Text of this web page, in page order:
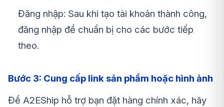
Đăng nhập: Sau khi tạo tài khoản thành công,
đăng nhập để chuẩn bị cho các bước tiếp
theo.
Bước 3: Cung cấp link sản phẩm hoặc hình ảnh
Để A2EShip hỗ trợ bạn đặt hàng chính xác, hãy